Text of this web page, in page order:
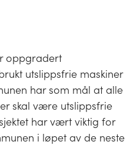
oppgradert
utslippsfrie maskiner
har som mål at alle
skal være utslippsfrie
har vært viktig for
i løpet av de neste